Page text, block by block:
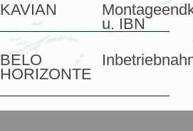
KAVIAN
u. IBN
BELO
HORIZONTE